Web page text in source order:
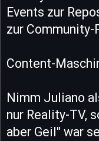
Events zur
zur Community-
Content-
Nimm Juliano
nur Reality-TV,
aber Geil" war